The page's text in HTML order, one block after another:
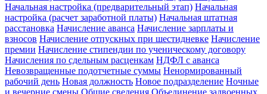
Начальная настройка (предварительный этап) Начальная
настройка (расчет заработной платы) Начальная штатная
расстановка Начисление аванса Начисление зарплаты и
взносов Начисление отпускных при шестидневке Начисление
премии Начисление стипендии по ученическому договору
Начисления по сдельным расценкам НДФЛ с аванса
Невозвращенные подотчетные суммы Ненормированный
рабочий день Новая должность Новое подразделение Ночные
и вечерние смены Общие сведения Объединение задвоенных